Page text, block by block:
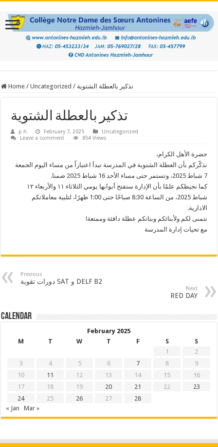
Home / Uncategorized / تذكير بالعطلة الشتوية
تذكير بالعطلة الشتوية
p h February 7, 2025
Uncategorized
Leave a comment
854 Views
حضرة الأهل الكرام،
نذكّركم بأن العطلة الشتوية في المدرسة تبدأ اعتباراً من مساء اليوم الجمعة
7 شباط 2025، وتستمر حتى مساء الأحد 16 شباط 2025 ضمنا.
كما نحيطكم علمًا بأن الإدارة ستفتح أبوابها يومي الثلاثاء ١١ والأربعاء ١٢
شباط 2025، من الساعة 8:30 صباحًا حتى 1:00 ظهرًا، لتلبية معاملاتكم
الادارية.
نتمنى لكم ولأبنائكم وبناتكم عطلة دافئة وممتعة!
مع تحيات إدارة المدرسة
Previous
دورات تقوية SAT و DELF B2
Next
RED DAY
Calendar
February 2025
M
T W T F S
S
1
2
3
4 5 6 7 8
9
10
11 12 13 14 15
16
17
18 19 20 21 22
23
24
25 26 27
28
« Jan
Mar »